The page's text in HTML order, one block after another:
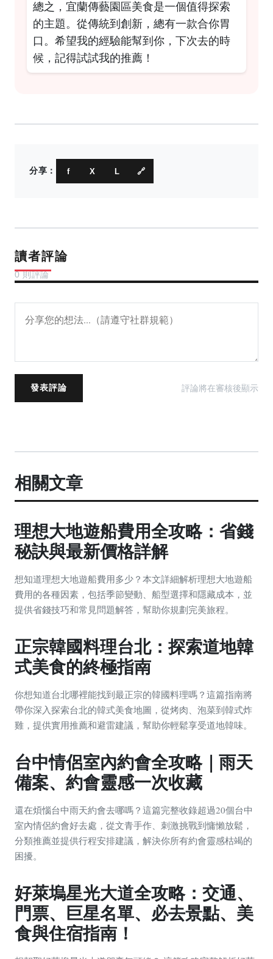
總之，宜蘭傳藝園區美食是一個值得探索
的主題。從傳統到創新，總有一款合你胃
口。希望我的經驗能幫到你，下次去的時
候，記得試試我的推薦！
分享： f X L 🔗
讀者評論
0 則評論
發表評論 評論將在審核後顯示
相關文章
理想大地遊船費用全攻略：省錢
秘訣與最新價格詳解
想知道理想大地遊船費用多少？本文詳細解析理想大地遊船
費用的各種因素，包括季節變動、船型選擇和隱藏成本，並
提供省錢技巧和常見問題解答，幫助你規劃完美旅程。
正宗韓國料理台北：探索道地韓
式美食的終極指南
你想知道台北哪裡能找到最正宗的韓國料理嗎？這篇指南將
帶你深入探索台北的韓式美食地圖，從烤肉、泡菜到韓式炸
雞，提供實用推薦和避雷建議，幫助你輕鬆享受道地韓味。
台中情侶室內約會全攻略｜雨天
備案、約會靈感一次收藏
還在煩惱台中雨天約會去哪嗎？這篇完整收錄超過20個台中
室內情侶約會好去處，從文青手作、刺激挑戰到慵懶放鬆，
分類推薦並提供行程安排建議，解決你所有約會靈感枯竭的
困擾。
好萊塢星光大道全攻略：交通、
門票、巨星名單、必去景點、美
食與住宿指南！